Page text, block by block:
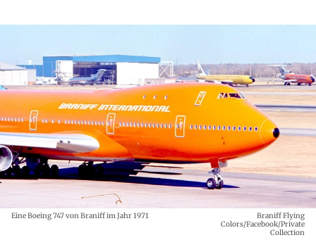
Eine Boeing 747 von Braniff im Jahr 1971
Braniff Flying
Colors/Facebook/Private
Collection